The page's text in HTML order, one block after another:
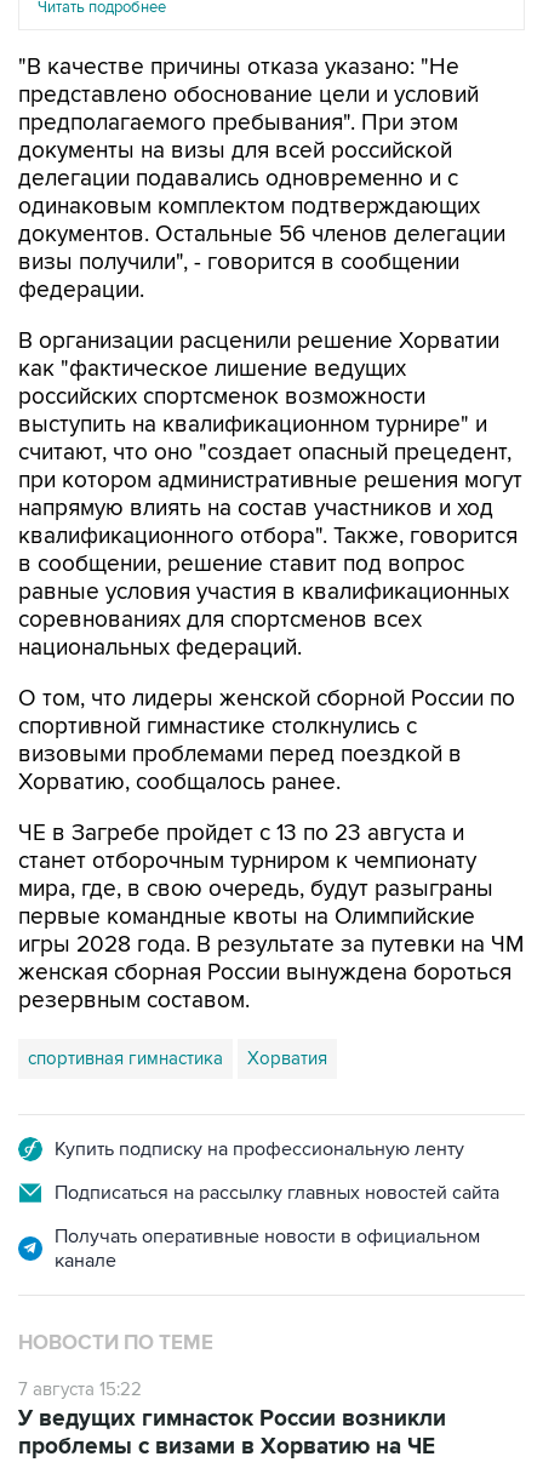
"В качестве причины отказа указано: "Не
предполагаемого пребывания". При этом
документы на визы для всей российской
делегации подавались одновременно и с
одинаковым комплектом подтверждающих
документов. Остальные 56 членов делегации
визы получили", - говорится в сообщении
федерации.
В организации расценили решение Хорватии
российских спортсменок возможности
выступить на квалификационном турнире" и
считают, что оно "создает опасный прецедент,
при котором административные решения могут
напрямую влиять на состав участников и ход
квалификационного отбора". Также, говорится
в сообщении, решение ставит под вопрос
равные условия участия в квалификационных
соревнованиях для спортсменов всех
национальных федераций.
О том, что лидеры женской сборной России по
визовыми проблемами перед поездкой в
Хорватию, сообщалось ранее.
ЧЕ в Загребе пройдет с 13 по 23 августа и
мира, где, в свою очередь, будут разыграны
первые командные квоты на Олимпийские
игры 2028 года. В результате за путевки на ЧМ
женская сборная России вынуждена бороться
резервным составом.
спортивная гимнастика Хорватия
Подписаться на рассылку главных новостей сайта
Получать оперативные новости в официальном
канале
НОВОСТИ ПО ТЕМЕ
7 августа 15:22
проблемы с визами в Хорватию на ЧЕ